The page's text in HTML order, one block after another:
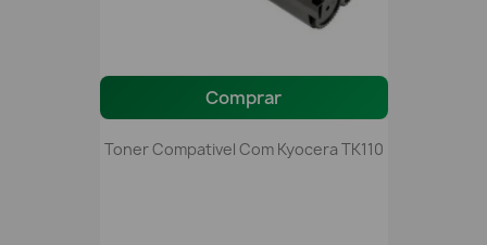
Comprar
Toner Compativel Com Kyocera TK110